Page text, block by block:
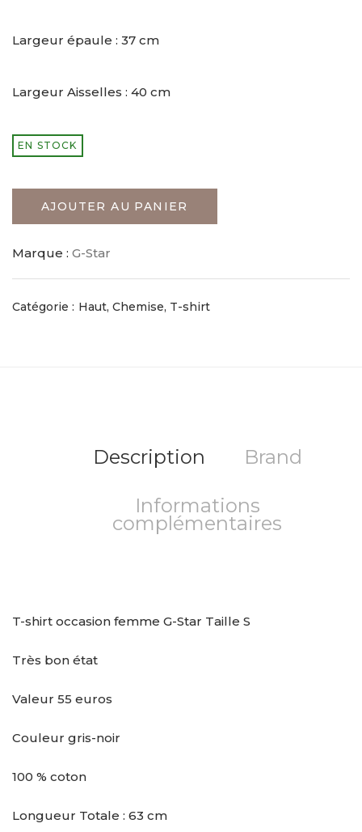
Largeur épaule : 37 cm
Largeur Aisselles : 40 cm
EN STOCK
AJOUTER AU PANIER
Marque : G-Star
Catégorie : Haut, Chemise, T-shirt
Description Brand
Informations
complémentaires
T-shirt occasion femme G-Star Taille S
Très bon état
Valeur 55 euros
Couleur gris-noir
100 % coton
Longueur Totale : 63 cm